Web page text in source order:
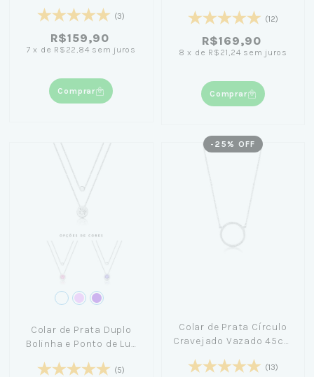
(3)
R$159,90
7 x de R$22,84 sem juros
Comprar
(12)
R$169,90
8 x de R$21,24 sem juros
Comprar
Colar de Prata Duplo
Bolinha e Ponto de Luz
(5)
- 25 % OFF
Colar de Prata Círculo
Cravejado Vazado 45cm
(13)